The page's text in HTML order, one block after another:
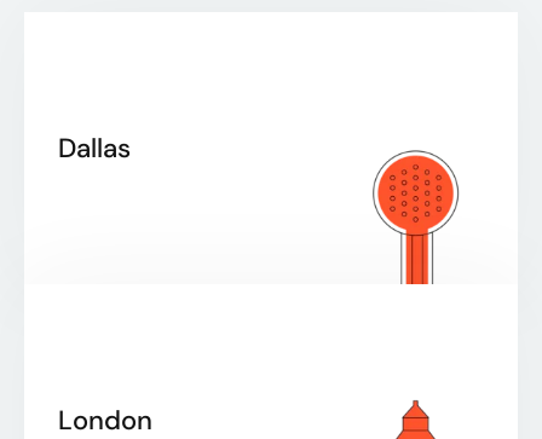
Dallas
London